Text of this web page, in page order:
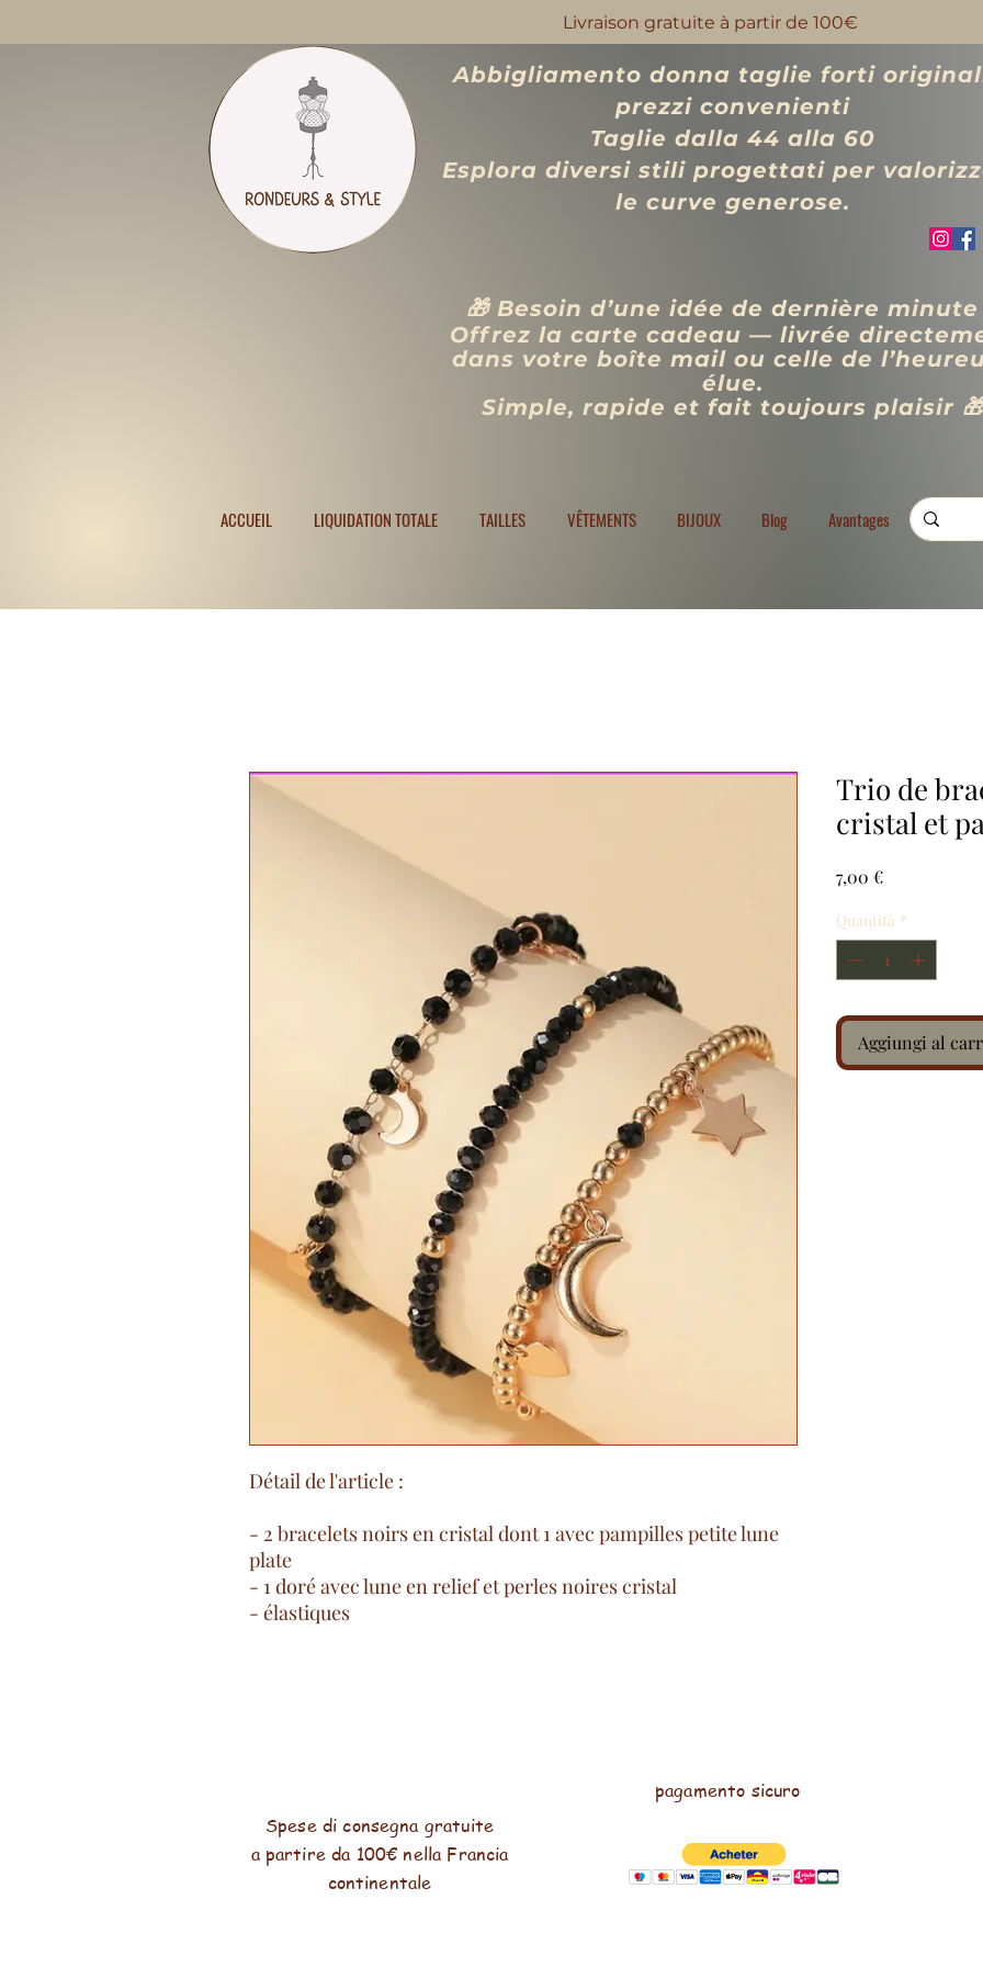
Abbigliamento donna taglie forti
prezzi convenienti
Taglie dalla 44 alla 60
Esplora diversi stili progettati per
le curve generose.
🎁 Besoin d’une idée de dernière minute
Offrez la carte cadeau — livrée
dans votre boîte mail ou celle de
élue.
Simple, rapide et fait toujours plaisir
ACCUEIL LIQUIDATION TOTALE TAILLES VÊTEMENTS BIJOUX Blog Avantages
Livraison gratuite à partir de 100€
Détail de l'article :
- 2 bracelets noirs en cristal dont 1 avec pampilles petite lune
plate
- 1 doré avec lune en relief et perles noires cristal
- élastiques
Trio de
cristal et
7,00 €Prezzo
Quantità *
Aggiungi al
pagamento sicuro
Spese di consegna gratuite
a partire da 100€ nella Francia
continentale